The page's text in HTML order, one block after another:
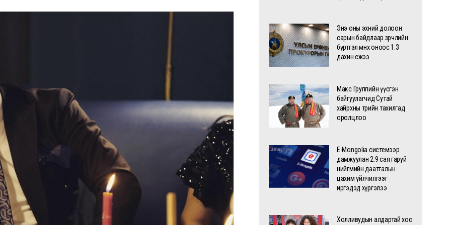
Энэ оны эхний долоон
сарын байдлаар зөрчлийн
бүртгэл өмнөх оноос 1.3
дахин өсжээ
Макс Группийн үүсгэн
байгуулагчид Сутай
хайрхны төрийн тахилгад
оролцлоо
E-Mongolia системээр
дамжуулан 2.9 сая гаруй
нийгмийн даатгалын
цахим үйлчилгээг
иргэдэд хүргэлээ
Холливудын алдартай хос